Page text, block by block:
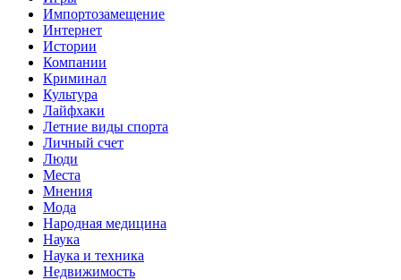
Импортозамещение
Интернет
Истории
Компании
Криминал
Культура
Лайфхаки
Летние виды спорта
Личный счет
Люди
Места
Мнения
Мода
Народная медицина
Наука
Наука и техника
Недвижимость